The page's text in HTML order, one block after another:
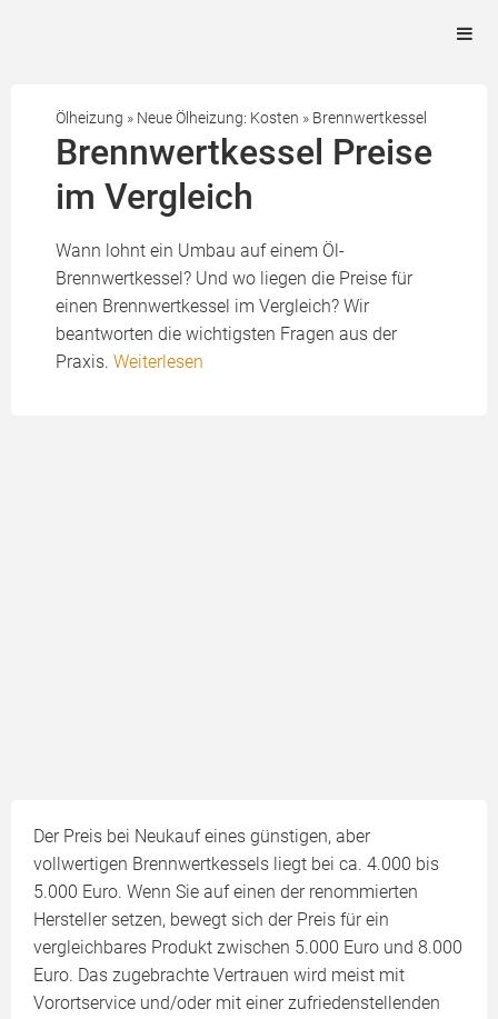
Ölheizung » Neue Ölheizung: Kosten » Brennwertkessel
Brennwertkessel Preise
im Vergleich
Wann lohnt ein Umbau auf einem Öl-
Brennwertkessel? Und wo liegen die Preise für
einen Brennwertkessel im Vergleich? Wir
beantworten die wichtigsten Fragen aus der
Praxis. Weiterlesen
Der Preis bei Neukauf eines günstigen, aber
vollwertigen Brennwertkessels liegt bei ca. 4.000 bis
5.000 Euro. Wenn Sie auf einen der renommierten
Hersteller setzen, bewegt sich der Preis für ein
vergleichbares Produkt zwischen 5.000 Euro und 8.000
Euro. Das zugebrachte Vertrauen wird meist mit
Vorortservice und/oder mit einer zufriedenstellenden